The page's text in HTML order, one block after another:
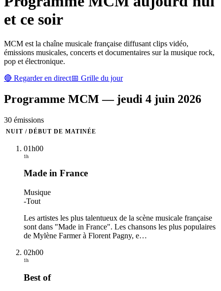
et ce soir
MCM est la chaîne musicale française diffusant clips vidéo,
émissions musicales, concerts et documentaires sur la musique rock,
pop et électronique.
🔴 Regarder en direct📅 Grille du jour
Programme MCM — jeudi 4 juin 2026
30 émissions
NUIT / DÉBUT DE MATINÉE
01h00
1h
Made in France
Musique
-Tout
Les artistes les plus talentueux de la scène musicale française
sont dans "Made in France". Les chansons les plus populaires
de Mylène Farmer à Florent Pagny, e…
02h00
1h
Best of